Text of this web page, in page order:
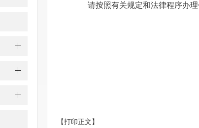
请按照有关规定和法律程序办理
【打印正文】